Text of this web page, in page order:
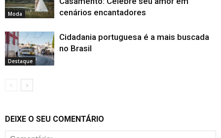
Moda
cenários encantadores
Destaque
Cidadania portuguesa é a mais buscada
no Brasil
DEIXE O SEU COMENTÁRIO